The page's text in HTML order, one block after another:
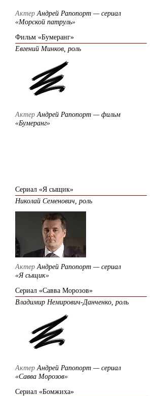
АктерАндрей Рапопорт — сериал
«Морской патруль»
Фильм «Бумеранг»
Евгений Минков, роль
АктерАндрей Рапопорт — фильм
«Бумеранг»
Сериал «Я сыщик»
Николай Семенович, роль
АктерАндрей Рапопорт — сериал
«Я сыщик»
Сериал «Савва Морозов»
Владимир Немирович-Данченко, роль
АктерАндрей Рапопорт — сериал
«Савва Морозов»
Сериал «Бомжиха»